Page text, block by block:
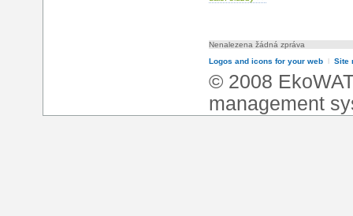
Nenalezena žádná zpráva
Logos and icons for your web l Site
© 2008
management